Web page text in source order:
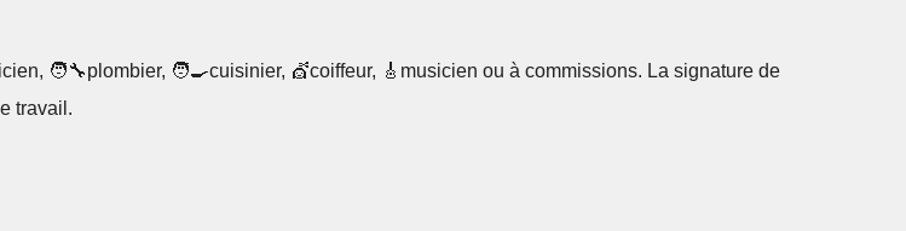
, 🧑‍🔧plombier, 🧑‍🍳cuisinier, 💇coiffeur, 🎸 musicien ou à commissions. La signature de
travail .